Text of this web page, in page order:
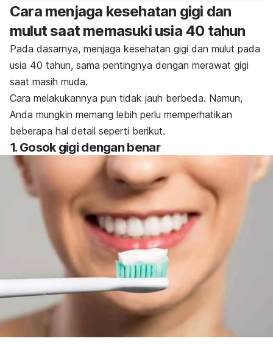
Cara menjaga kesehatan gigi dan
mulut saat memasuki usia 40 tahun
Pada dasarnya, menjaga kesehatan gigi dan mulut pada
usia 40 tahun, sama pentingnya dengan merawat gigi
saat masih muda.
Cara melakukannya pun tidak jauh berbeda. Namun,
Anda mungkin memang lebih perlu memperhatikan
beberapa hal detail seperti berikut.
1. Gosok gigi dengan benar